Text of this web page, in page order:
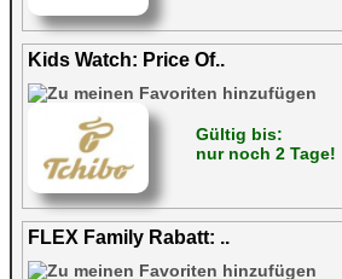
Kids Watch: Price Of..
Gültig bis:
nur noch 2 Tage!
FLEX Family Rabatt: ..